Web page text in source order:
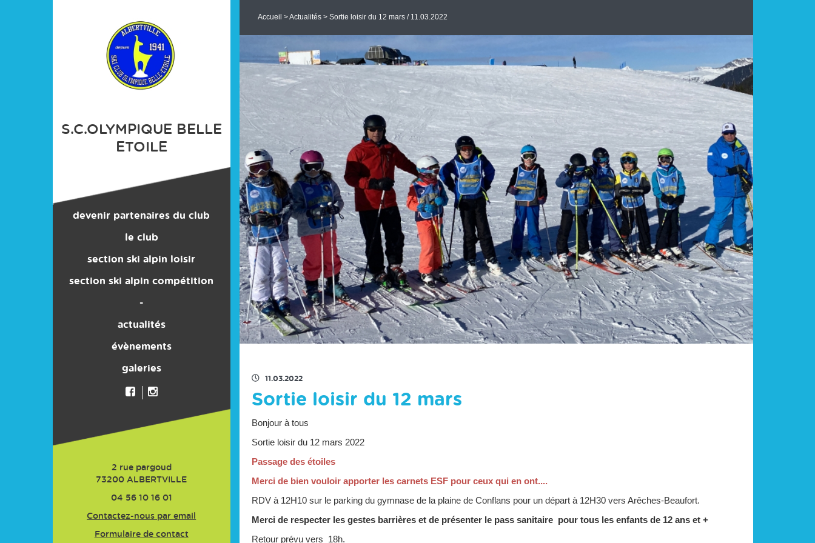
S.C.OLYMPIQUE BELLE
ETOILE
devenir partenaires du club
le club
contacts
son histoire
section ski alpin loisir
section ski alpin compétition
-
actualités
évènements
galeries
2 rue pargoud
73200 ALBERTVILLE
04 56 10 16 01
Contactez-nous par email
Formulaire de contact
Accueil >Actualités> Sortie loisir du 12 mars / 11.03.2022
11.03.2022
Sortie loisir du 12 mars
Bonjour à tous
Sortie loisir du 12 mars 2022
Passage des étoiles
Merci de bien vouloir apporter les carnets ESF pour ceux qui en ont....
RDV à 12H10 sur le parking du gymnase de la plaine de Conflans pour un départ à 12H30 vers Arêches-Beaufort.
Merci de respecter les gestes barrières et de présenter le pass sanitaire pour tous les enfants de 12 ans et +
Retour prévu vers 18h.